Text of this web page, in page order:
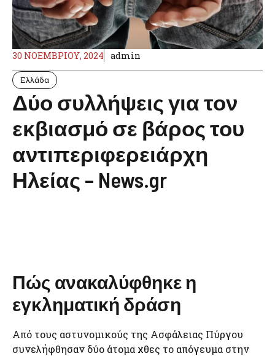
30 ΝΟΕΜΒΡΊΟΥ, 2024 admin
Ελλάδα
Δύο συλλήψεις για τον
εκβιασμό σε βάρος του
αντιπεριφερειάρχη
Ηλείας – News.gr
Πώς ανακαλύφθηκε η
εγκληματική δράση
Από τους αστυνομικούς της Ασφάλειας Πύργου
συνελήφθησαν δύο άτομα χθες το απόγευμα στην